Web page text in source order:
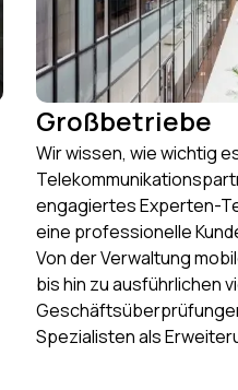
Großbetriebe
Wir wissen, wie wichtig
engagiertes Experten-
eine professionelle
Von der Verwaltung
bis hin zu ausführlichen
Spezialisten als